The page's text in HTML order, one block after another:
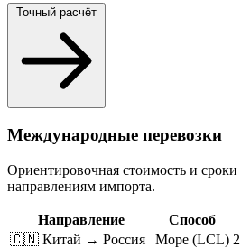
Точный расчёт
Международные перевозки
Ориентировочная стоимость и
направлениям импорта.
Направление Способ
🇨🇳 Китай → Россия
Море (LCL)